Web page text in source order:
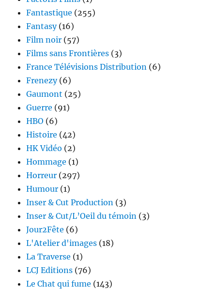
Fantastique (255)
Fantasy(16)
Film noir (57)
Films sans Frontières (3)
France Télévisions Distribution (6)
Frenezy(6)
Gaumont (25)
Guerre (91)
HBO (6)
Histoire (42)
HK Vidéo (2)
Hommage (1)
Horreur (297)
Humour (1)
Inser & Cut Production (3)
Inser & Cut/L’Oeil du témoin (3)
Jour2Fête (6)
L'Atelier d'images (18)
La Traverse (1)
LCJ Editions (76)
Le Chat qui fume (143)